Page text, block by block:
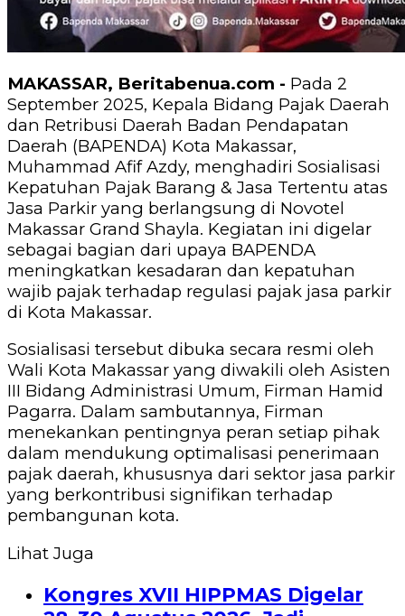
MAKASSAR, Beritabenua.com - Pada 2
September 2025, Kepala Bidang Pajak Daerah
dan Retribusi Daerah Badan Pendapatan
Daerah (BAPENDA) Kota Makassar,
Muhammad Afif Azdy, menghadiri Sosialisasi
Kepatuhan Pajak Barang & Jasa Tertentu atas
Jasa Parkir yang berlangsung di Novotel
Makassar Grand Shayla. Kegiatan ini digelar
sebagai bagian dari upaya BAPENDA
meningkatkan kesadaran dan kepatuhan
wajib pajak terhadap regulasi pajak jasa parkir
di Kota Makassar.
Sosialisasi tersebut dibuka secara resmi oleh
Wali Kota Makassar yang diwakili oleh Asisten
III Bidang Administrasi Umum, Firman Hamid
Pagarra. Dalam sambutannya, Firman
menekankan pentingnya peran setiap pihak
dalam mendukung optimalisasi penerimaan
pajak daerah, khususnya dari sektor jasa parkir
yang berkontribusi signifikan terhadap
pembangunan kota.
Lihat Juga
Kongres XVII HIPPMAS Digelar